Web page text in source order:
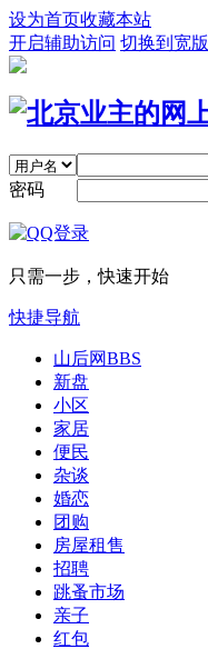
设为首页收藏本站
开启辅助访问 切换到宽版
密码
只需一步，快速开始
快捷导航
山后网BBS
新盘
小区
家居
便民
杂谈
婚恋
团购
房屋租售
招聘
跳蚤市场
亲子
红包